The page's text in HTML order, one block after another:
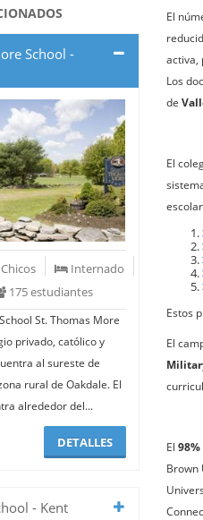
El
activa,
Los
de
El
Estos
El
El 98%
Brown
School -
Chicos
Internado
175 estudiantes
St. Thomas More
privado, católico y
al sureste de
rural de Oakdale. El
alrededor del...
DETALLES
- Kent